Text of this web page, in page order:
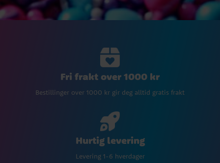
Fri frakt over 1000 kr
Bestillinger over 1000 kr gir deg alltid gratis frakt
Hurtig levering
Levering 1-6 hverdager